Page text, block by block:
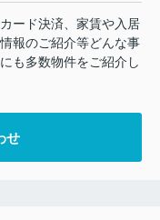
ード決済、家賃や入居
報のご紹介等どんな事
も多数物件をご紹介し
せ